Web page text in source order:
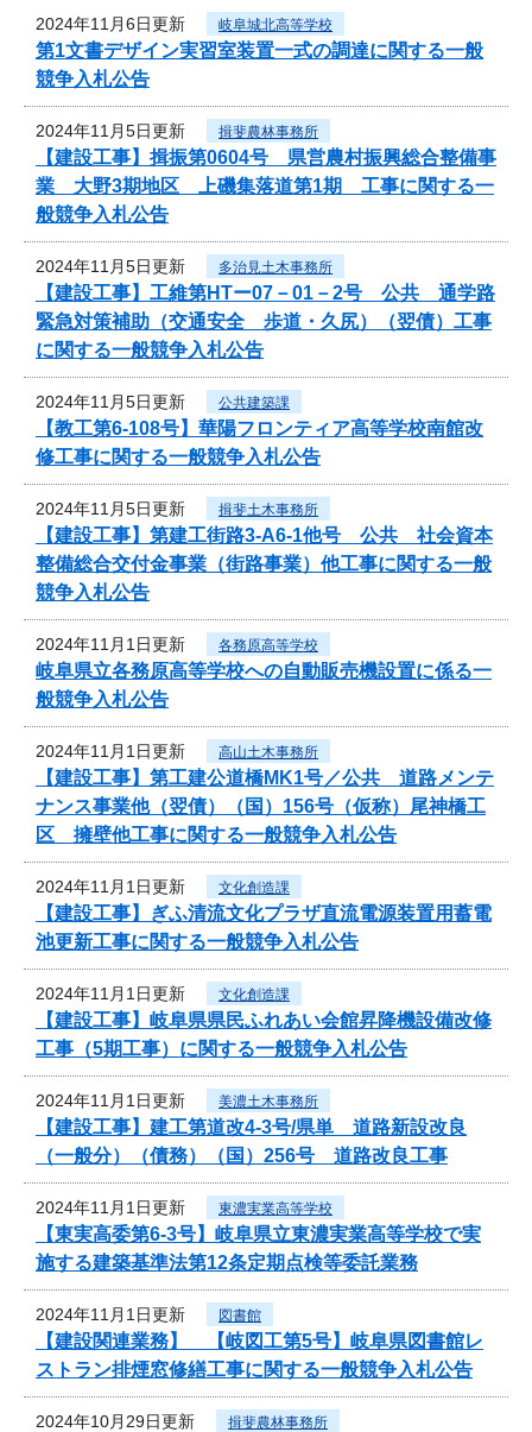
2024年11月6日更新 岐阜城北高等学校
第1文書デザイン実習室装置一式の調達に関する一般
競争入札公告
2024年11月5日更新 揖斐農林事務所
【建設工事】揖振第0604号 県営農村振興総合整備事
業 大野3期地区 上磯集落道第1期 工事に関する一
般競争入札公告
2024年11月5日更新 多治見土木事務所
【建設工事】工維第HTー07－01－2号 公共 通学路
緊急対策補助（交通安全 歩道・久尻）（翌債）工事
に関する一般競争入札公告
2024年11月5日更新 公共建築課
【教工第6-108号】華陽フロンティア高等学校南館改
修工事に関する一般競争入札公告
2024年11月5日更新 揖斐土木事務所
【建設工事】第建工街路3-A6-1他号 公共 社会資本
整備総合交付金事業（街路事業）他工事に関する一般
競争入札公告
2024年11月1日更新 各務原高等学校
岐阜県立各務原高等学校への自動販売機設置に係る一
般競争入札公告
2024年11月1日更新 高山土木事務所
【建設工事】第工建公道橋MK1号／公共 道路メンテ
ナンス事業他（翌債）（国）156号（仮称）尾神橋工
区 擁壁他工事に関する一般競争入札公告
2024年11月1日更新 文化創造課
【建設工事】ぎふ清流文化プラザ直流電源装置用蓄電
池更新工事に関する一般競争入札公告
2024年11月1日更新 文化創造課
【建設工事】岐阜県県民ふれあい会館昇降機設備改修
工事（5期工事）に関する一般競争入札公告
2024年11月1日更新 美濃土木事務所
【建設工事】建工第道改4-3号/県単 道路新設改良
（一般分）（債務）（国）256号 道路改良工事
2024年11月1日更新 東濃実業高等学校
【東実高委第6-3号】岐阜県立東濃実業高等学校で実
施する建築基準法第12条定期点検等委託業務
2024年11月1日更新 図書館
【建設関連業務】 【岐図工第5号】岐阜県図書館レ
ストラン排煙窓修繕工事に関する一般競争入札公告
2024年10月29日更新 揖斐農林事務所